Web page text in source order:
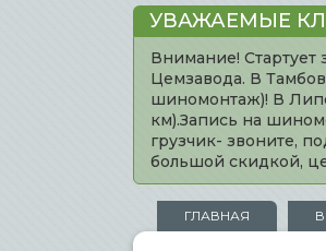
УВАЖАЕМЫЕ
Внимание!
Цемзавода. В
шиномонтаж)! В
км).Запись на
грузчик- звоните,
большой скидкой,
ГЛАВНАЯ